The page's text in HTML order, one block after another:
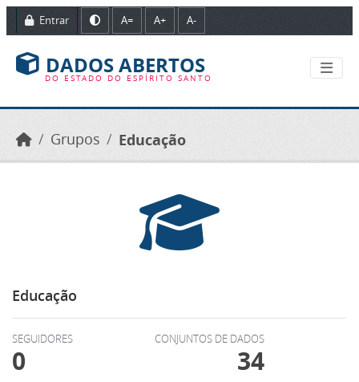
Ir para o conteúdo principal
Entrar A= A+ A-
DADOS ABERTOS
DO ESTADO DO ESPÍRITO SANTO
Grupos Educação
Educação
SEGUIDORES
0
CONJUNTOS DE DADOS
34